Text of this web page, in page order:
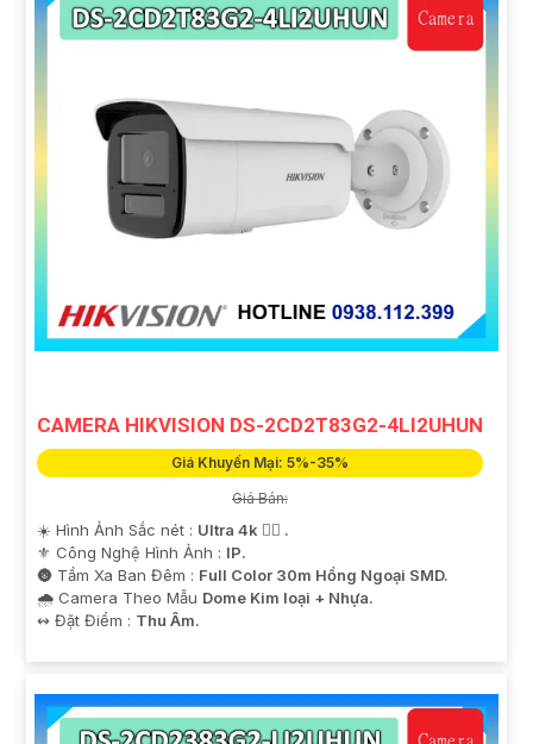
CAMERA HIKVISION DS-2CD2T83G2-4LI2UHUN
Giá Khuyến Mại: 5%-35%
Giá Bán:
☀️ Hình Ảnh Sắc nét : Ultra 4k 👍🏾 .
⚜️ Công Nghệ Hình Ảnh : IP.
🌚 Tầm Xa Ban Đêm : Full Color 30m Hồng Ngoại SMD.
🌧️ Camera Theo Mẫu Dome Kim loại + Nhựa.
️↭ Đặt Điểm : Thu Âm.